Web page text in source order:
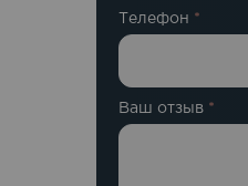
Телефон *
Ваш отзыв *